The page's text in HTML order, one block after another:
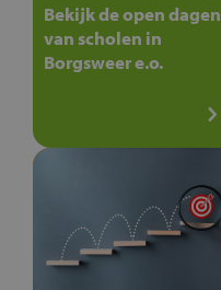
Bekijk de open dagen
van scholen in
Borgsweer e.o.